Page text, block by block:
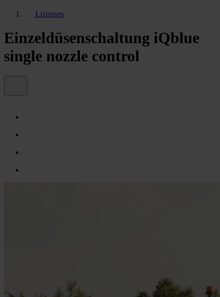
Lizenzen
Einzeldüsenschaltung iQblue
single nozzle control